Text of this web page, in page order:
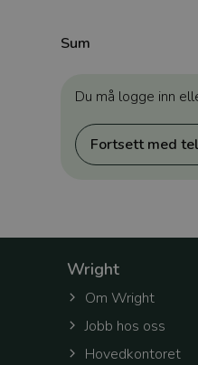
Sum
Du må logge inn
Fortsett med
Wright
Om Wright
Jobb hos oss
Hovedkontoret